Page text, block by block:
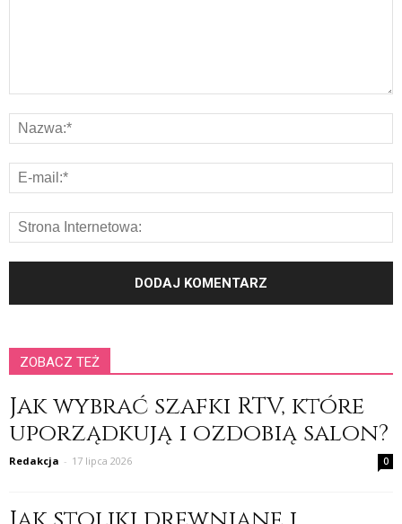
ZOBACZ TEŻ
Jak wybrać szafki RTV, które
uporządkują i ozdobią salon?
Redakcja - 17 lipca 2026 0